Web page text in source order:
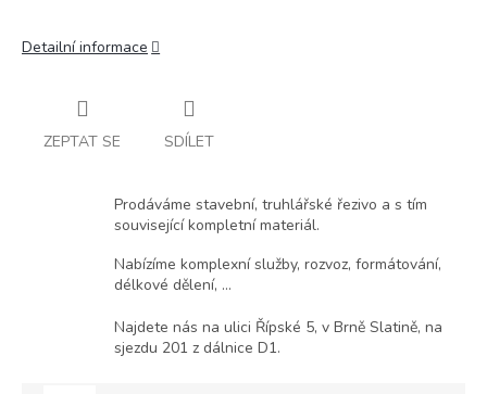
Detailní informace
ZEPTAT SE SDÍLET
Prodáváme stavební, truhlářské řezivo a s tím
související kompletní materiál.
Nabízíme komplexní služby, rozvoz, formátování,
délkové dělení, ...
Najdete nás na ulici Řípské 5, v Brně Slatině, na
sjezdu 201 z dálnice D1.